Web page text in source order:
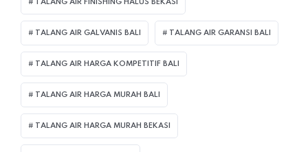
TALANG AIR FINISHING HALUS BEKASI
TALANG AIR GALVANIS BALI TALANG AIR GARANSI BALI
TALANG AIR HARGA KOMPETITIF BALI
TALANG AIR HARGA MURAH BALI
TALANG AIR HARGA MURAH BEKASI